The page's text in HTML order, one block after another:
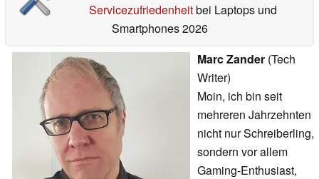
Servicezufriedenheitbei Laptops und
Smartphones 2026
Marc Zander (Tech
Writer)
Moin, ich bin seit
mehreren Jahrzehnten
nicht nur Schreiberling,
sondern vor allem
Gaming-Enthusiast,